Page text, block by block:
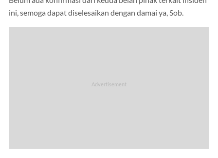
ini, semoga dapat diselesaikan dengan damai ya, Sob.